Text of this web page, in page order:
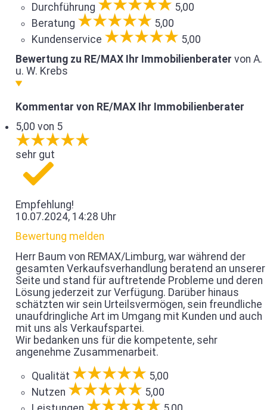
Durchführung
5,00
Beratung
5,00
Kundenservice
5,00
Bewertung zu RE/MAX Ihr Immobilienberater von A.
u. W. Krebs
Kommentar von RE/MAX Ihr Immobilienberater
5,00 von 5
sehr gut
Empfehlung!
10.07.2024, 14:28 Uhr
Bewertung melden
Herr Baum von REMAX/Limburg, war während der
gesamten Verkaufsverhandlung beratend an unserer
Seite und stand für auftretende Probleme und deren
Lösung jederzeit zur Verfügung. Darüber hinaus
schätzten wir sein Urteilsvermögen, sein freundliche
unaufdringliche Art im Umgang mit Kunden und auch
mit uns als Verkaufspartei.
Wir bedanken uns für die kompetente, sehr
angenehme Zusammenarbeit.
Qualität
5,00
Nutzen
5,00